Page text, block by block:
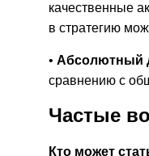
качественные
в стратегию
• Абсолютный
сравнению с
Частые
Кто может